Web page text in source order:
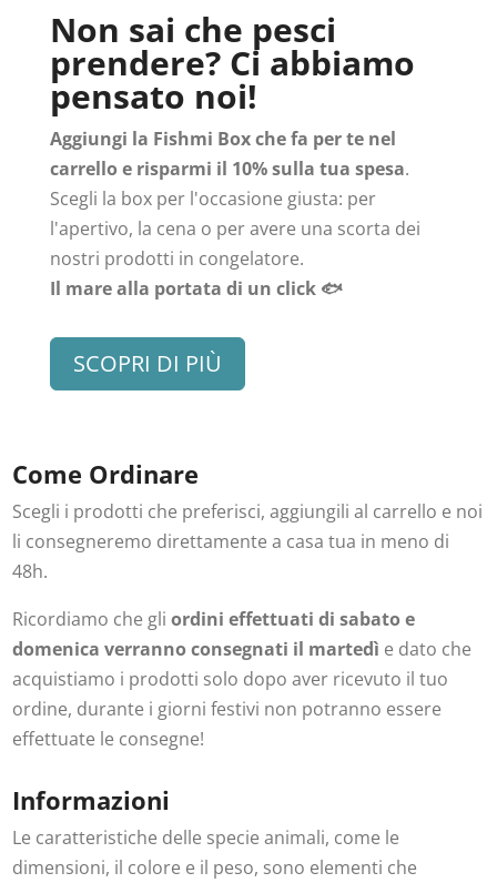
Non sai che pesci
prendere? Ci abbiamo
pensato noi!
Aggiungi la Fishmi Box che fa per te nel
carrello e risparmi il 10% sulla tua spesa.
Scegli la box per l'occasione giusta: per
l'apertivo, la cena o per avere una scorta dei
nostri prodotti in congelatore.
Il mare alla portata di un click 🐟
SCOPRI DI PIÙ
Come Ordinare
Scegli i prodotti che preferisci, aggiungili al carrello e noi
li consegneremo direttamente a casa tua in meno di
48h.
Ricordiamo che gliordini effettuati di sabato e
domenica verranno consegnati il martedì e dato che
acquistiamo i prodotti solo dopo aver ricevuto il tuo
ordine, durante i giorni festivi non potranno essere
effettuate le consegne!
Informazioni
Le caratteristiche delle specie animali, come le
dimensioni, il colore e il peso, sono elementi che